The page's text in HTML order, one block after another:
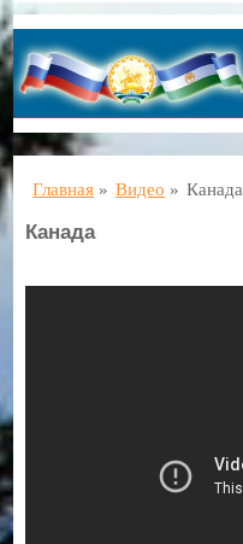
Главная » Видео » Канада
Канада